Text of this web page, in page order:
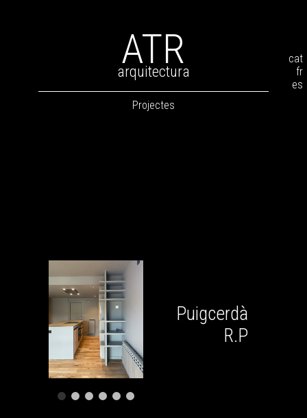
ATR
arquitectura
cat
fr
es
Projectes
Puigcerdà
R.P